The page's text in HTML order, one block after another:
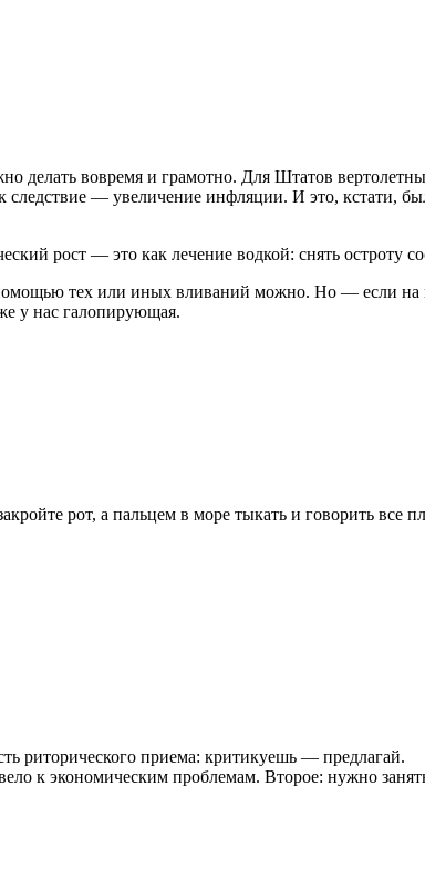
делать вовремя и грамотно. Для Штатов
следствие — увеличение инфляции. И это, кстати,
рост — это как лечение водкой: снять остроту
тех или иных вливаний можно. Но — если
у нас галопирующая.
рот, а пальцем в море тыкать и говорить
риторического приема: критикуешь — предлагай.
к экономическим проблемам. Второе: нужно